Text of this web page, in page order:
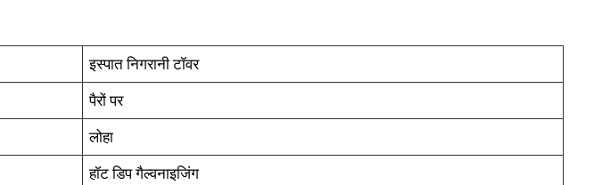
इस्पात निगरानी टॉवर
पैरों पर
लोहा
हॉट डिप गैल्वनाइजिंग